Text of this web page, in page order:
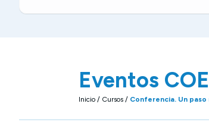
Eventos
Inicio / Cursos / Conferencia. Un